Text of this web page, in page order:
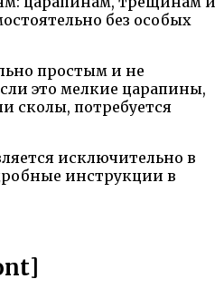
без особых
простым и не
это мелкие царапины,
сколы, потребуется
исключительно в
инструкции в